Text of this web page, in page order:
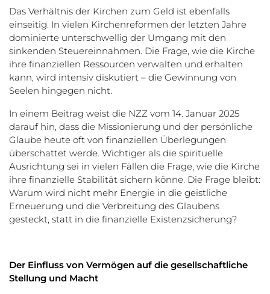
Das Verhältnis der Kirchen zum Geld ist ebenfalls
einseitig. In vielen Kirchenreformen der letzten Jahre
dominierte unterschwellig der Umgang mit den
sinkenden Steuereinnahmen. Die Frage, wie die Kirche
ihre finanziellen Ressourcen verwalten und erhalten
kann, wird intensiv diskutiert – die Gewinnung von
Seelen hingegen nicht.
In einem Beitrag weist die NZZ vom 14. Januar 2025
darauf hin, dass die Missionierung und der persönliche
Glaube heute oft von finanziellen Überlegungen
überschattet werde. Wichtiger als die spirituelle
Ausrichtung sei in vielen Fällen die Frage, wie die Kirche
ihre finanzielle Stabilität sichern könne. Die Frage bleibt:
Warum wird nicht mehr Energie in die geistliche
Erneuerung und die Verbreitung des Glaubens
gesteckt, statt in die finanzielle Existenzsicherung?
Der Einfluss von Vermögen auf die gesellschaftliche
Stellung und Macht